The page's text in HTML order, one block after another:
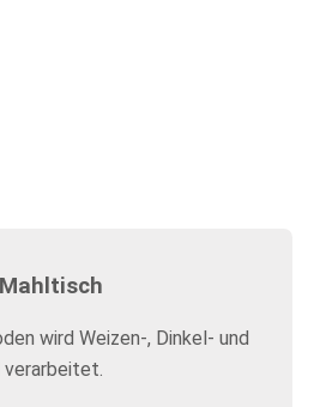
wird Weizen-, Dinkel- und
verarbeitet.